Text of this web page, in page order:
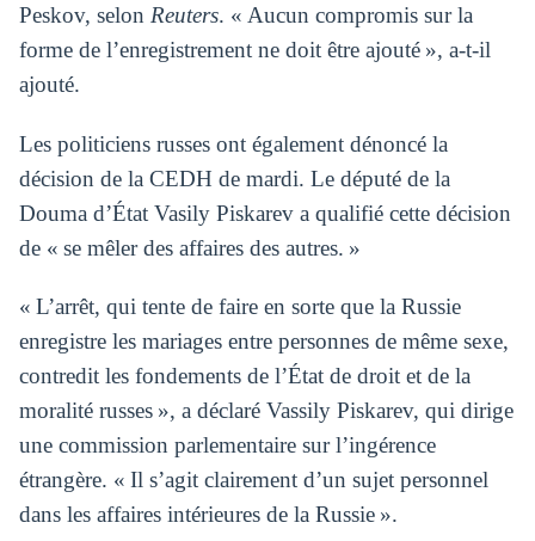
Peskov, selon Reuters. « Aucun compromis sur la
forme de l’enregistrement ne doit être ajouté », a-t-il
ajouté.
Les politiciens russes ont également dénoncé la
décision de la CEDH de mardi. Le député de la
Douma d’État Vasily Piskarev a qualifié cette décision
de « se mêler des affaires des autres. »
« L’arrêt, qui tente de faire en sorte que la Russie
enregistre les mariages entre personnes de même sexe,
contredit les fondements de l’État de droit et de la
moralité russes », a déclaré Vassily Piskarev, qui dirige
une commission parlementaire sur l’ingérence
étrangère. « Il s’agit clairement d’un sujet personnel
dans les affaires intérieures de la Russie ».